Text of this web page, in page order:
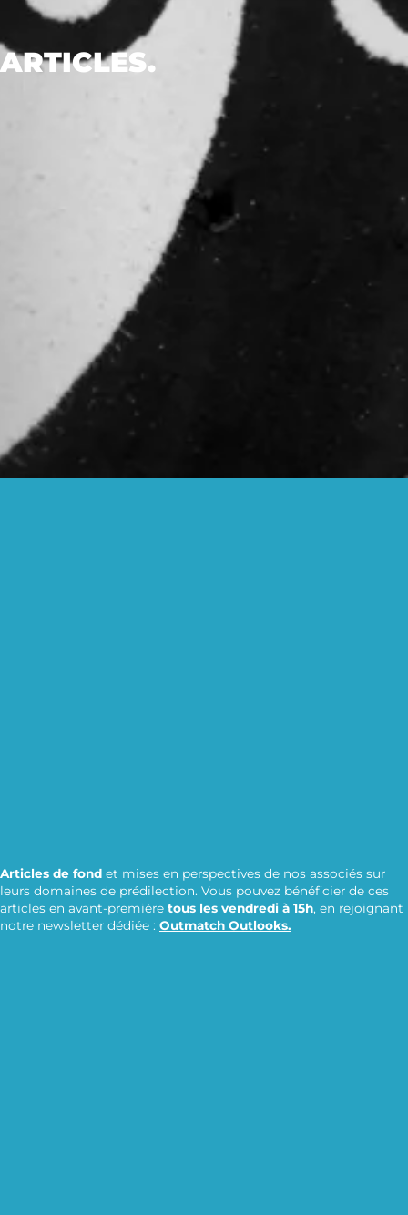
ARTICLES.
Articles de fond et mises en perspectives de nos associés sur
leurs domaines de prédilection. Vous pouvez bénéficier de ces
articles en avant-première tous les vendredi à 15h, en rejoignant
notre newsletter dédiée : Outmatch Outlooks.